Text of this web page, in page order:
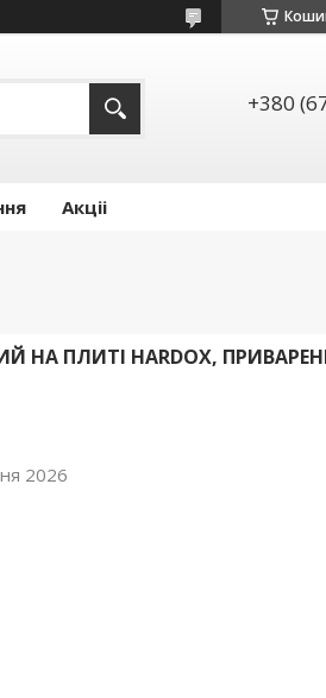
+380
Акціі
НА ПЛИТІ HARDOX,
2026